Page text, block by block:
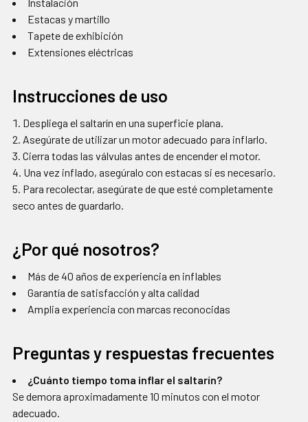
Instalación
Estacas y martillo
Tapete de exhibición
Extensiones eléctricas
Instrucciones de uso
Despliega el saltarín en una superficie plana.
Asegúrate de utilizar un motor adecuado para inflarlo.
Cierra todas las válvulas antes de encender el motor.
Una vez inflado, asegúralo con estacas si es necesario.
Para recolectar, asegúrate de que esté completamente
seco antes de guardarlo.
¿Por qué nosotros?
Más de 40 años de experiencia en inflables
Garantía de satisfacción y alta calidad
Amplia experiencia con marcas reconocidas
Preguntas y respuestas frecuentes
¿Cuánto tiempo toma inflar el saltarín?
Se demora aproximadamente 10 minutos con el motor
adecuado.